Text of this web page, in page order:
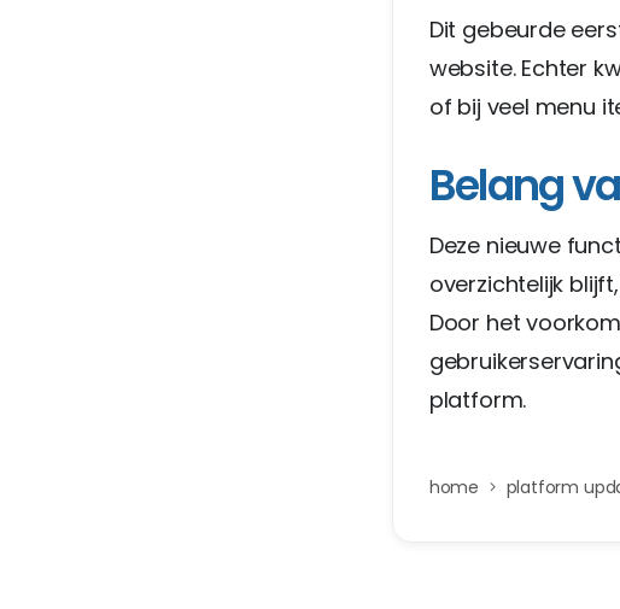
Dit gebeurde
website. Echter
of bij veel menu
Belang
Deze nieuwe
overzichtelijk
Door het
platform.
home platform